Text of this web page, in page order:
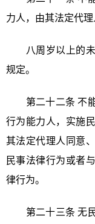
力人，由其法定代理
八周岁以上的未
规定。
第二十二条 不能
行为能力人，实施
其法定代理人同意
民事法律行为或者
律行为。
第二十三条 无民